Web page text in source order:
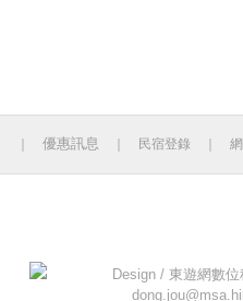
優惠訊息 民宿登錄
Design / 東遊網數位